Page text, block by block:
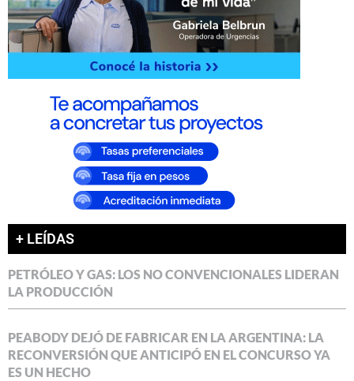
+ LEÍDAS
PETRÓLEO Y GAS: LOS NO CONVENCIONALES LIDERAN
LA PRODUCCIÓN
PEABODY DEJÓ DE FABRICAR EN LA ARGENTINA: LA
RECONVERSIÓN QUE ANTICIPÓ EN EL CONCURSO YA
ES UN HECHO